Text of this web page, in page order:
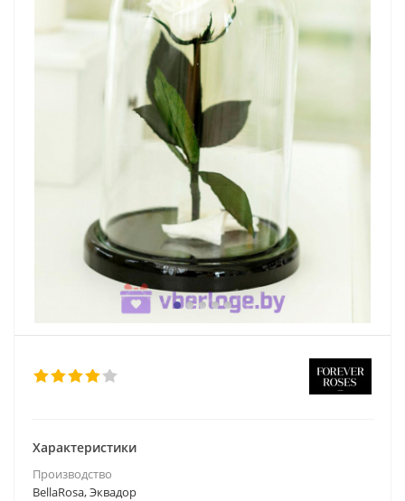
Характеристики
Производство
BellaRosa, Эквадор